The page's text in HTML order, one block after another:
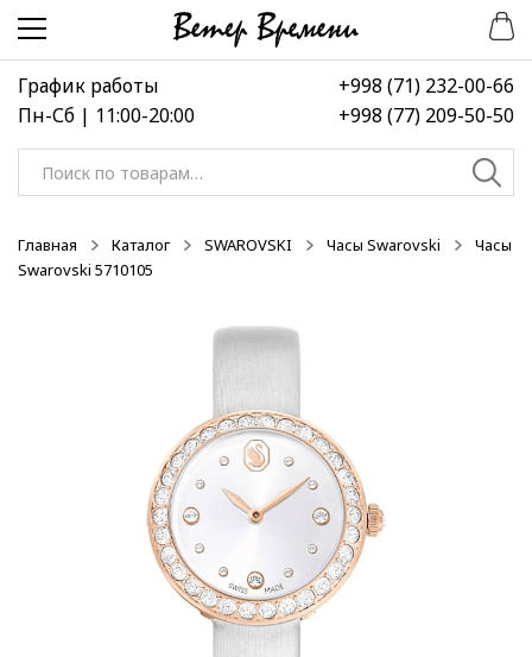
Перейти
навигации
Перейти
содержимому
График работы
Пн-Сб | 11:00-20:00
+998 (71) 232-00-66
+998 (77) 209-50-50
Искать:
Главная Каталог SWAROVSKI Часы Swarovski
Часы
Swarovski 5710105